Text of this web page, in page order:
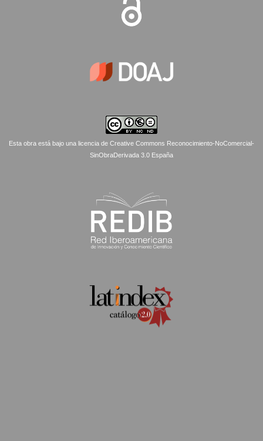
Esta obra está bajo una licencia de Creative Commons Reconocimiento-NoComercial-
SinObraDerivada 3.0 España